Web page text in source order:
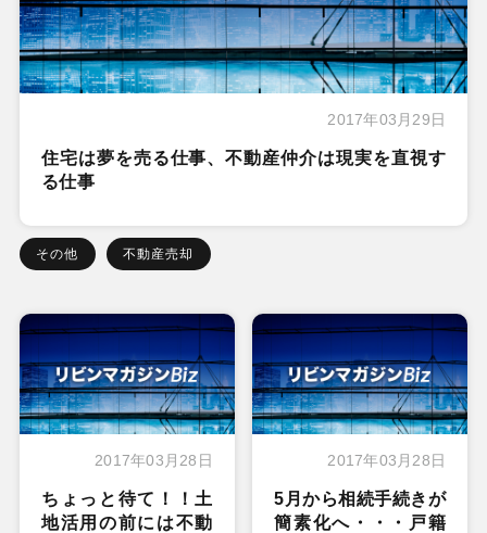
2017年03月29日
住宅は夢を売る仕事、不動産仲介は現実を直視す
る仕事
その他 不動産売却
2017年03月28日
ちょっと待て！！土
地活用の前には不動
2017年03月28日
5月から相続手続きが
簡素化へ・・・戸籍